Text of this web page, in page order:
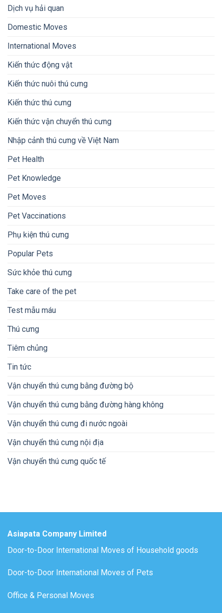
Dịch vụ hải quan
Domestic Moves
International Moves
Kiến thức động vật
Kiến thức nuôi thú cưng
Kiến thức thú cưng
Kiến thức vận chuyển thú cưng
Nhập cảnh thú cưng về Việt Nam
Pet Health
Pet Knowledge
Pet Moves
Pet Vaccinations
Phụ kiện thú cưng
Popular Pets
Sức khỏe thú cưng
Take care of the pet
Test mẫu máu
Thú cưng
Tiêm chủng
Tin tức
Vận chuyển thú cưng bằng đường bộ
Vận chuyển thú cưng bằng đường hàng không
Vận chuyển thú cưng đi nước ngoài
Vận chuyển thú cưng nội địa
Vận chuyển thú cưng quốc tế
Asiapata Company Limited
Door-to-Door International Moves of Household goods
Door-to-Door International Moves of Pets
Office & Personal Moves